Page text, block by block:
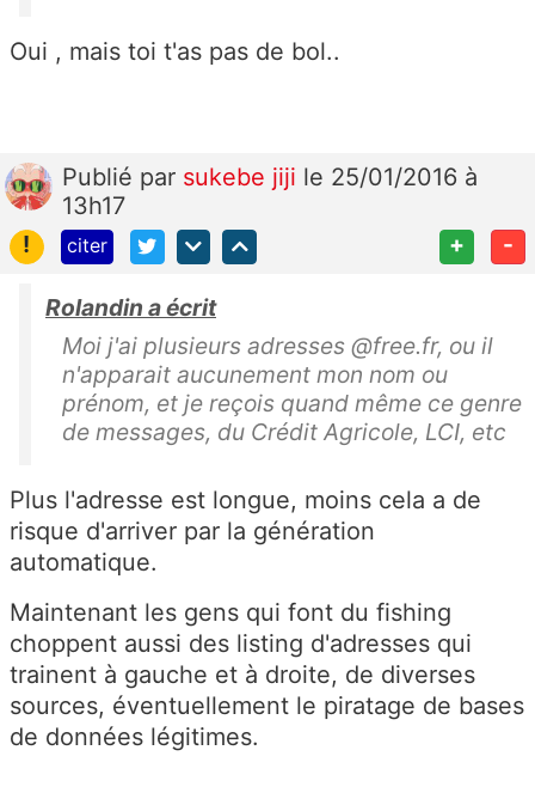
Oui , mais toi t'as pas de bol..
Publié par sukebe jiji le 25/01/2016 à
13h17
!
citer + -
Rolandin a écrit
Moi j'ai plusieurs adresses @free.fr, ou il
n'apparait aucunement mon nom ou
prénom, et je reçois quand même ce genre
de messages, du Crédit Agricole, LCI, etc
Plus l'adresse est longue, moins cela a de
risque d'arriver par la génération
automatique.
Maintenant les gens qui font du fishing
choppent aussi des listing d'adresses qui
trainent à gauche et à droite, de diverses
sources, éventuellement le piratage de bases
de données légitimes.